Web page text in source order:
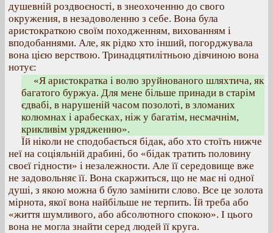
душевній роздвоєності, в знеохоченню до свого
окружения, в незадоволенню з себе. Вона була
аристократкою своїм походженням, вихованням і
вподобаннями. Але, як рідко хто інший, погорджувала
вона цією верствою. Тринадцятилітньою дівчиною вона
нотує:
«Я аристократка і волю зруйнованого шляхтича, як
багатого буржуа. Для мене більше принади в старім
єдвабі, в нарушеній часом позолоті, в зломаних
колюмнах і арабесках, ніж у багатім, несмачнім,
крикливім урядженню».
Їй ніколи не сподобається бідак, або хто стоїть нижче
неї на соціяльній драбині, бо «бідак тратить половину
своєї гідности» і незалежности. Але її середовище вже
не задовольняє її. Вона скаржиться, що не має ні одної
душі, з якою можна б було замінити слово. Все це золота
мірнота, якої вона найбільше не терпить. Їй треба або
«життя шумливого, або абсолютного спокою». І цього
вона не могла знайти серед людей її круга.